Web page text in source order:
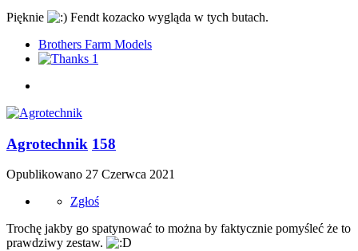
Pięknie
Fendt kozacko wygląda w tych butach.
Brothers Farm Models
1
Agrotechnik 158
Opublikowano 27 Czerwca 2021
Zgłoś
Trochę jakby go spatynować to można by faktycznie pomyśleć że to
prawdziwy zestaw.